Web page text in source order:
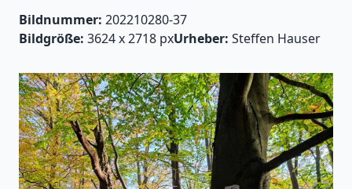
Bildnummer: 202210280-37
Bildgröße: 3624 x 2718 pxUrheber: Steffen Hauser